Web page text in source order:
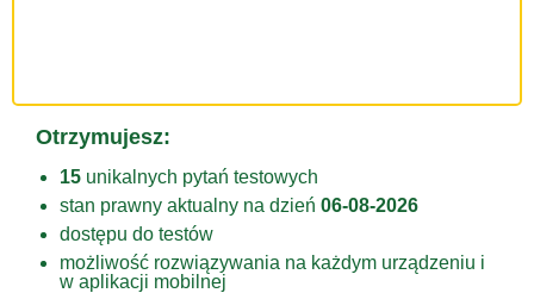
Otrzymujesz:
15 unikalnych pytań testowych
stan prawny aktualny na dzień 06-08-2026
dostępu do testów
możliwość rozwiązywania na każdym urządzeniu i
w aplikacji mobilnej